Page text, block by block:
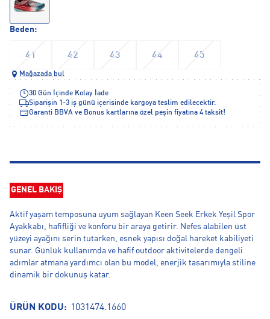
Beden:
41 42 43 44 45
Mağazada bul
30 Gün İçinde Kolay İade
Siparişin 1-3 iş günü içerisinde kargoya teslim edilecektir.
Garanti BBVA ve Bonus kartlarına özel peşin fiyatına 4 taksit!
GENEL BAKIŞ
Aktif yaşam temposuna uyum sağlayan Keen Seek Erkek Yeşil Spor
Ayakkabı, hafifliği ve konforu bir araya getirir. Nefes alabilen üst
yüzeyi ayağını serin tutarken, esnek yapısı doğal hareket kabiliyeti
sunar. Günlük kullanımda ve hafif outdoor aktivitelerde dengeli
adımlar atmana yardımcı olan bu model, enerjik tasarımıyla stiline
dinamik bir dokunuş katar.
ÜRÜN KODU: 1031474.1660